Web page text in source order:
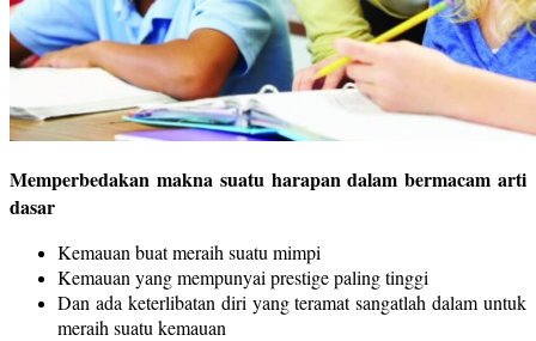
Memperbedakan makna suatu harapan dalam bermacam arti
dasar
Kemauan buat meraih suatu mimpi
Kemauan yang mempunyai prestige paling tinggi
Dan ada keterlibatan diri yang teramat sangatlah dalam untuk
meraih suatu kemauan